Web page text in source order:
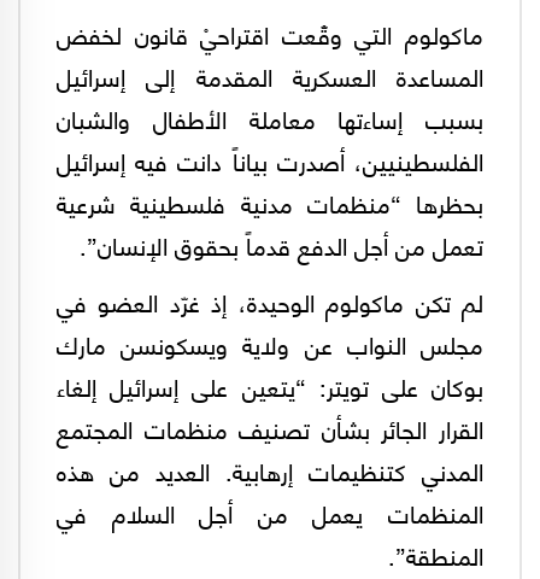
ماكولوم التي وقّْعت اقتراحيْ قانون لخفض
المساعدة العسكرية المقدمة إلى إسرائيل
بسبب إساءتها معاملة الأطفال والشبان
الفلسطينيين، أصدرت بياناً دانت فيه إسرائيل
بحظرها “منظمات مدنية فلسطينية شرعية
تعمل من أجل الدفع قدماً بحقوق الإنسان”.
لم تكن ماكولوم الوحيدة، إذ غرّد العضو في
مجلس النواب عن ولاية ويسكونسن مارك
بوكان على تويتر: “يتعين على إسرائيل إلغاء
القرار الجائر بشأن تصنيف منظمات المجتمع
المدني كتنظيمات إرهابية. العديد من هذه
المنظمات يعمل من أجل السلام في
المنطقة”.